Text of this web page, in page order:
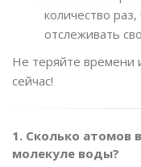
количество
отслеживать
Не теряйте времени
сейчас!
1. Сколько атомов
молекуле воды?